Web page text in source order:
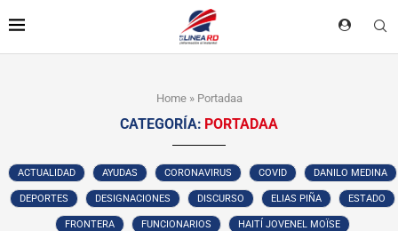
Home» Portadaa
CATEGORÍA: PORTADAA
ACTUALIDAD AYUDAS CORONAVIRUS COVID DANILO MEDINA
DEPORTES DESIGNACIONES DISCURSO ELIAS PIÑA ESTADO
FRONTERA FUNCIONARIOS HAITÍ JOVENEL MOÏSE